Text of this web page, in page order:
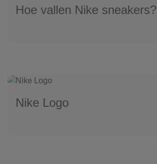
Hoe vallen Nike sneakers?
Nike Logo